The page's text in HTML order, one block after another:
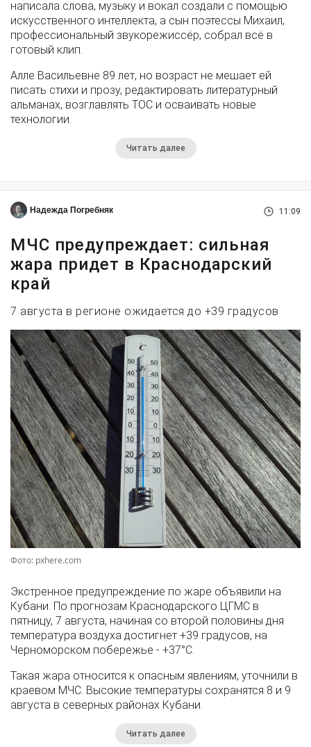
написала слова, музыку и вокал создали с помощью
искусственного интеллекта, а сын поэтессы Михаил,
профессиональный звукорежиссёр, собрал всё в
готовый клип.
Алле Васильевне 89 лет, но возраст не мешает ей
писать стихи и прозу, редактировать литературный
альманах, возглавлять ТОС и осваивать новые
технологии.
Читать далее
Надежда Погребняк 11:09
МЧС предупреждает: сильная
жара придет в Краснодарский
край
7 августа в регионе ожидается до +39 градусов
Фото: pxhere.com
Экстренное предупреждение по жаре объявили на
Кубани. По прогнозам Краснодарского ЦГМС в
пятницу, 7 августа, начиная со второй половины дня
температура воздуха достигнет +39 градусов, на
Черноморском побережье - +37°­С.
Такая жара относится к опасным явлениям, уточнили в
краевом МЧС. Высокие температуры сохранятся 8 и 9
августа в северных районах Кубани.
Читать далее